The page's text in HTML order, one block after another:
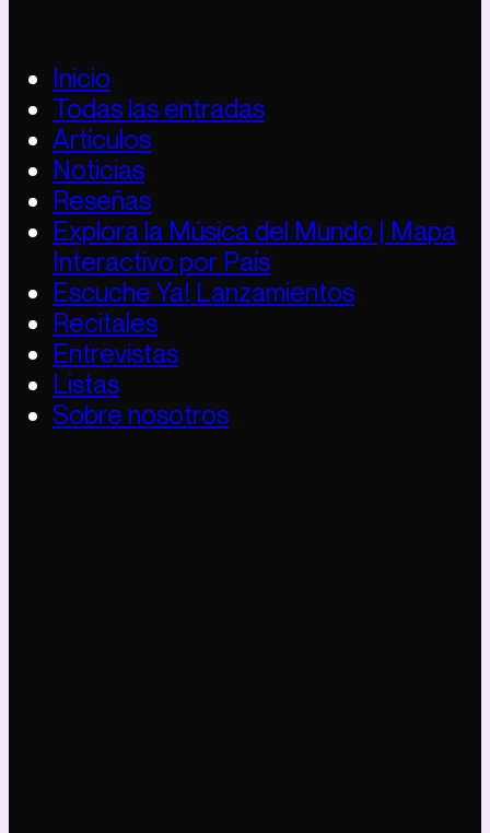
Inicio
Todas las entradas
Artículos
Noticias
Reseñas
Explora la Música del Mundo | Mapa
Interactivo por País
Escuche Ya! Lanzamientos
Recitales
Entrevistas
Listas
Sobre nosotros